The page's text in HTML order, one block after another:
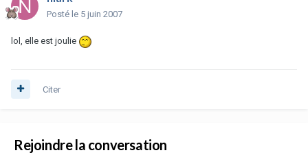
Posté le 5 juin 2007
lol, elle est joulie
Citer
Rejoindre la conversation